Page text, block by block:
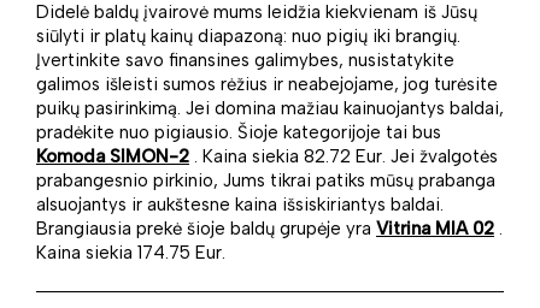
Didelė baldų įvairovė mums leidžia kiekvienam iš Jūsų
siūlyti ir platų kainų diapazoną: nuo pigių iki brangių.
Įvertinkite savo finansines galimybes, nusistatykite
galimos išleisti sumos rėžius ir neabejojame, jog turėsite
puikų pasirinkimą. Jei domina mažiau kainuojantys baldai,
pradėkite nuo pigiausio. Šioje kategorijoje tai bus
Komoda SIMON-2 . Kaina siekia 82.72 Eur. Jei žvalgotės
prabangesnio pirkinio, Jums tikrai patiks mūsų prabanga
alsuojantys ir aukštesne kaina išsiskiriantys baldai.
Brangiausia prekė šioje baldų grupėje yra Vitrina MIA 02 .
Kaina siekia 174.75 Eur.